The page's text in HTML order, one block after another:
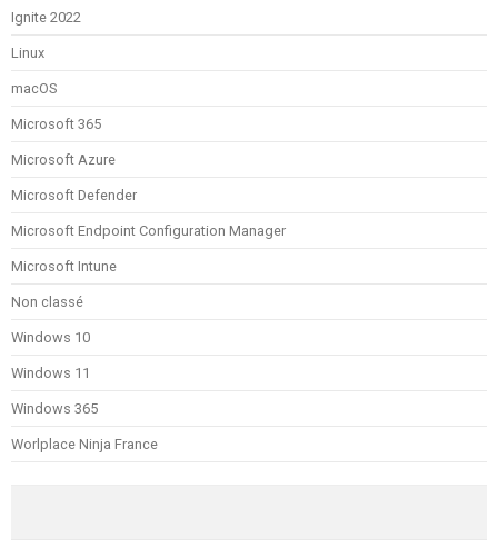
Ignite 2022
Linux
macOS
Microsoft 365
Microsoft Azure
Microsoft Defender
Microsoft Endpoint Configuration Manager
Microsoft Intune
Non classé
Windows 10
Windows 11
Windows 365
Worlplace Ninja France